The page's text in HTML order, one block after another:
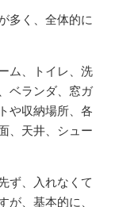
多く、全体的に
ム、トイレ、洗
ベランダ、窓ガ
や収納場所、各
、天井、シュー
ず、入れなくて
が、基本的に、